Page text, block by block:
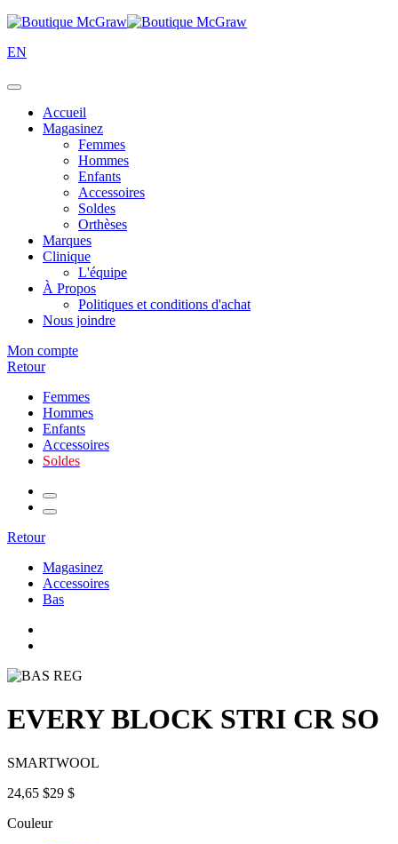
EN
Accueil
Magasinez
Femmes
Hommes
Enfants
Accessoires
Soldes
Orthèses
Marques
Clinique
L'équipe
À Propos
Politiques et conditions d'achat
Nous joindre
Mon compte
Retour
Femmes
Hommes
Enfants
Accessoires
Soldes
Retour
Magasinez
Accessoires
Bas
EVERY BLOCK STRI CR SO
SMARTWOOL
24,65 $29 $
Couleur